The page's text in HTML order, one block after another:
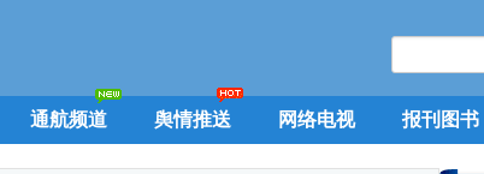
通航频道 舆情推送 网络电视 报刊图书